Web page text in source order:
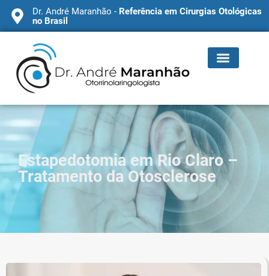
Dr. André Maranhão - Referência em Cirurgias Otológicas
no Brasil
Estapedotomia em Rio Claro –
Tratamento da Otosclerose